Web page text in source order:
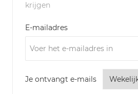
krijgen
E-mailadresRequired
Je ontvangt e-mailsRequired